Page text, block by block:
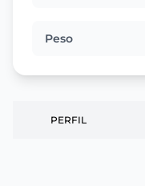
Peso
PERFIL